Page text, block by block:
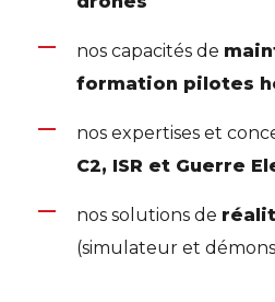
nos capacités de
formation pilotes
nos expertises et
C2, ISR et Guerre
nos solutions de
(simulateur et